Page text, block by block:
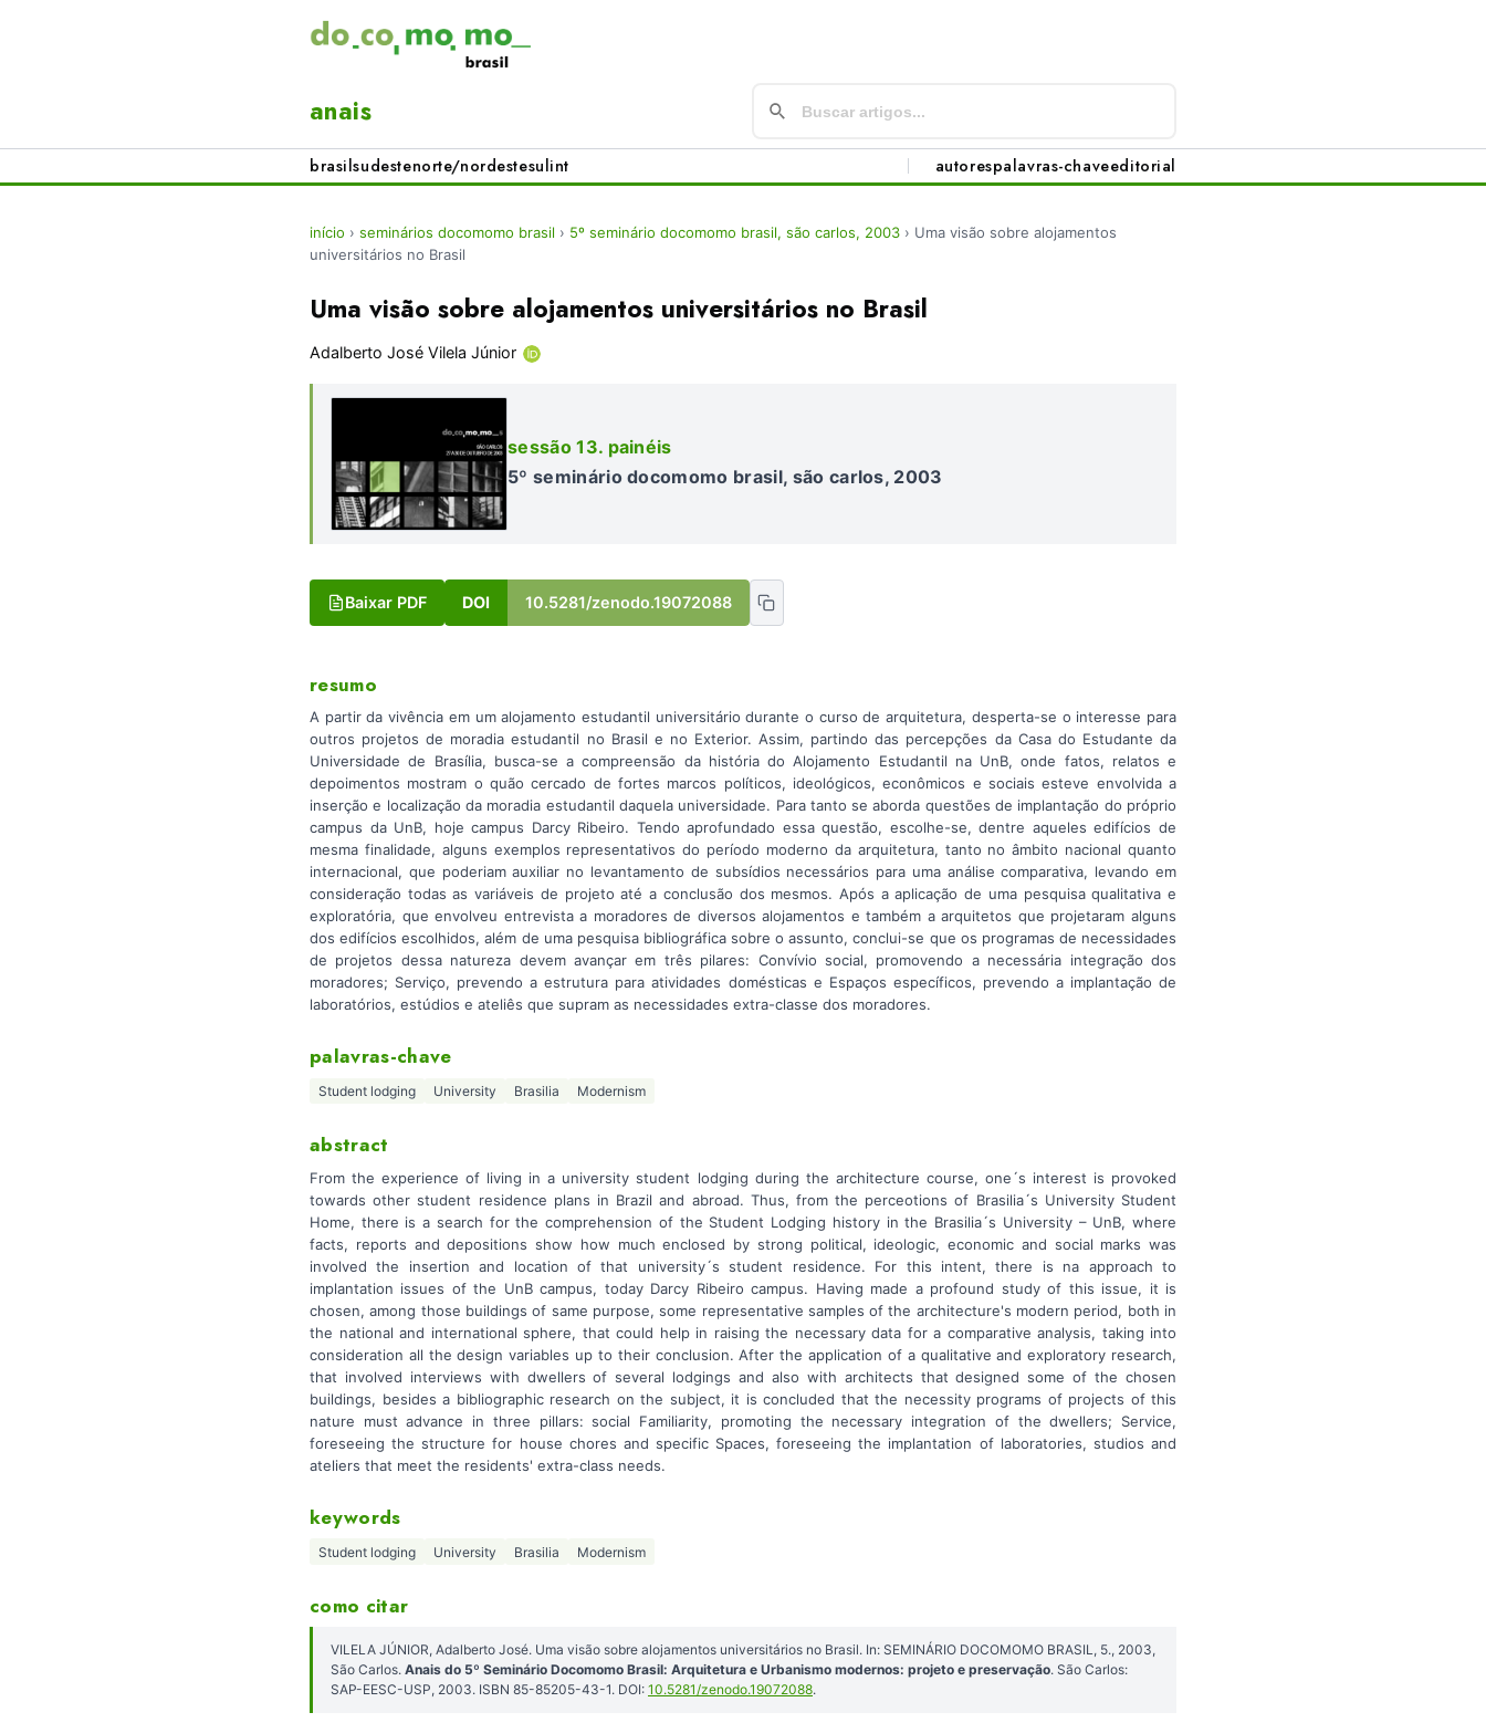
anais
brasilsudestenorte/nordestesulint autorespalavras-chaveeditorial
início › seminários docomomo brasil › 5º seminário docomomo brasil, são carlos, 2003 › Uma visão sobre alojamentos
universitários no Brasil
Uma visão sobre alojamentos universitários no Brasil
Adalberto José Vilela Júnior
sessão 13. painéis
5º seminário docomomo brasil, são carlos, 2003
Baixar PDF DOI 10.5281/zenodo.19072088
resumo
A partir da vivência em um alojamento estudantil universitário durante o curso de arquitetura, desperta-se o interesse para
outros projetos de moradia estudantil no Brasil e no Exterior. Assim, partindo das percepções da Casa do Estudante da
Universidade de Brasília, busca-se a compreensão da história do Alojamento Estudantil na UnB, onde fatos, relatos e
depoimentos mostram o quão cercado de fortes marcos políticos, ideológicos, econômicos e sociais esteve envolvida a
inserção e localização da moradia estudantil daquela universidade. Para tanto se aborda questões de implantação do próprio
campus da UnB, hoje campus Darcy Ribeiro. Tendo aprofundado essa questão, escolhe-se, dentre aqueles edifícios de
mesma finalidade, alguns exemplos representativos do período moderno da arquitetura, tanto no âmbito nacional quanto
internacional, que poderiam auxiliar no levantamento de subsídios necessários para uma análise comparativa, levando em
consideração todas as variáveis de projeto até a conclusão dos mesmos. Após a aplicação de uma pesquisa qualitativa e
exploratória, que envolveu entrevista a moradores de diversos alojamentos e também a arquitetos que projetaram alguns
dos edifícios escolhidos, além de uma pesquisa bibliográfica sobre o assunto, conclui-se que os programas de necessidades
de projetos dessa natureza devem avançar em três pilares: Convívio social, promovendo a necessária integração dos
moradores; Serviço, prevendo a estrutura para atividades domésticas e Espaços específicos, prevendo a implantação de
laboratórios, estúdios e ateliês que supram as necessidades extra-classe dos moradores.
palavras-chave
Student lodging University Brasilia Modernism
abstract
From the experience of living in a university student lodging during the architecture course, one´s interest is provoked
towards other student residence plans in Brazil and abroad. Thus, from the perceotions of Brasilia´s University Student
Home, there is a search for the comprehension of the Student Lodging history in the Brasilia´s University – UnB, where
facts, reports and depositions show how much enclosed by strong political, ideologic, economic and social marks was
involved the insertion and location of that university´s student residence. For this intent, there is na approach to
implantation issues of the UnB campus, today Darcy Ribeiro campus. Having made a profound study of this issue, it is
chosen, among those buildings of same purpose, some representative samples of the architecture's modern period, both in
the national and international sphere, that could help in raising the necessary data for a comparative analysis, taking into
consideration all the design variables up to their conclusion. After the application of a qualitative and exploratory research,
that involved interviews with dwellers of several lodgings and also with architects that designed some of the chosen
buildings, besides a bibliographic research on the subject, it is concluded that the necessity programs of projects of this
nature must advance in three pillars: social Familiarity, promoting the necessary integration of the dwellers; Service,
foreseeing the structure for house chores and specific Spaces, foreseeing the implantation of laboratories, studios and
ateliers that meet the residents' extra-class needs.
keywords
Student lodging University Brasilia Modernism
como citar
VILELA JÚNIOR, Adalberto José. Uma visão sobre alojamentos universitários no Brasil. In: SEMINÁRIO DOCOMOMO BRASIL, 5., 2003,
São Carlos. Anais do 5º Seminário Docomomo Brasil: Arquitetura e Urbanismo modernos: projeto e preservação. São Carlos:
SAP-EESC-USP, 2003. ISBN 85-85205-43-1. DOI: 10.5281/zenodo.19072088.